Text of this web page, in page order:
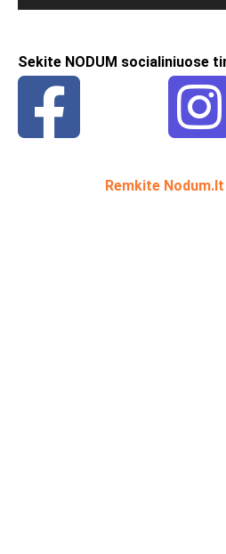
Sekite NODUM socialiniuose
Remkite